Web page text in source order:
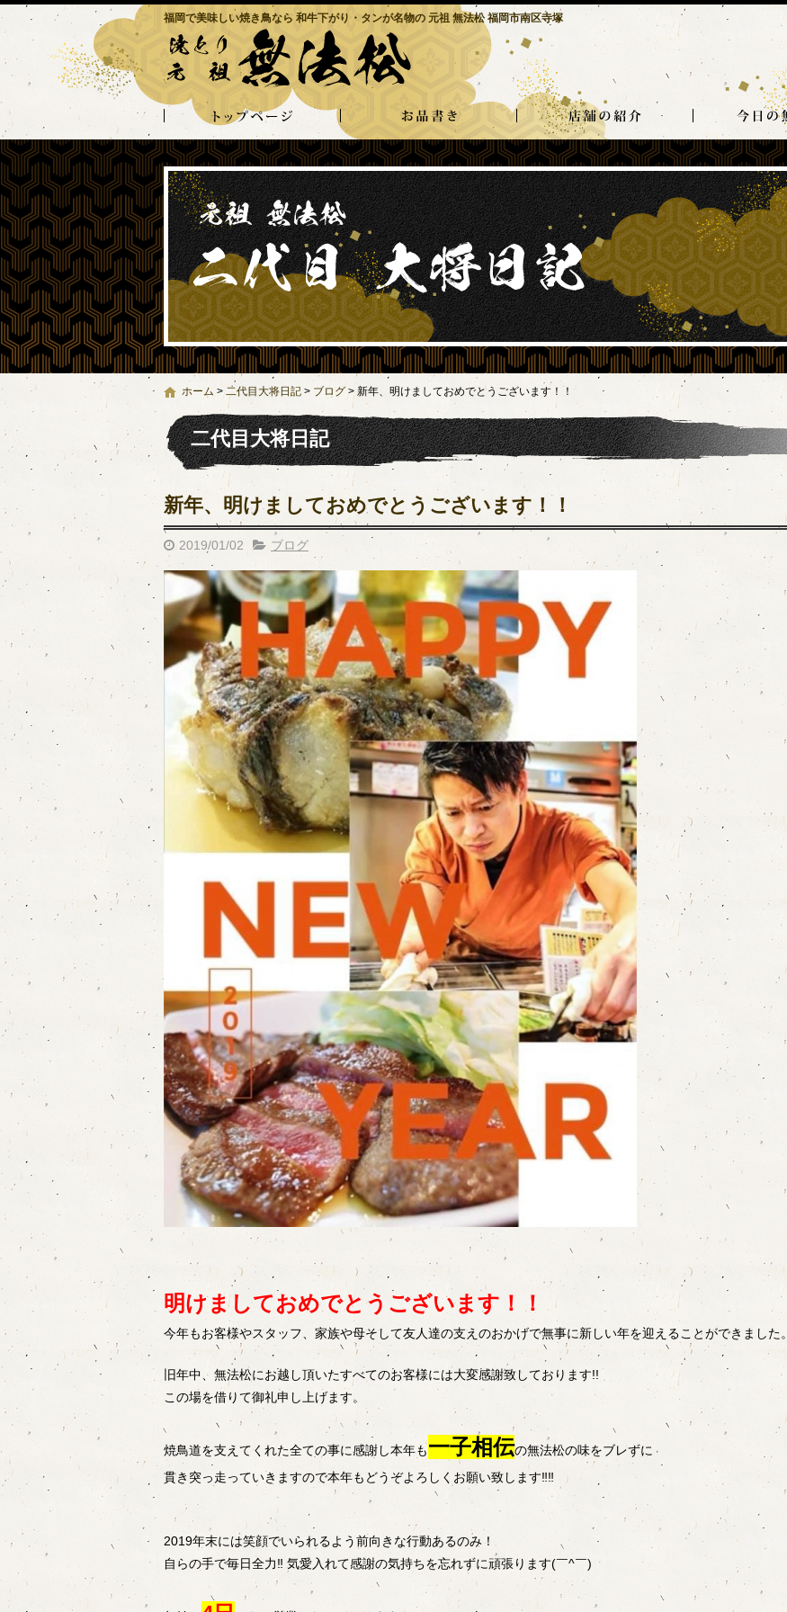
福岡で美味しい焼き鳥なら 和牛下がり・タンが名物の 元祖 無法松 福岡市南区寺塚
ホーム > 二代目大将日記 > ブログ > 新年、明けましておめでとうございます！！
二代目大将日記
新年、明けましておめでとうございます！！
2019/01/02 ブログ
明けましておめでとうございます！！
今年もお客様やスタッフ、家族や母そして友人達の支えのおかげで無事に新しい年を迎えることができました。
旧年中、無法松にお越し頂いたすべてのお客様には大変感謝致しております!!
この場を借りて御礼申し上げます。
焼鳥道を支えてくれた全ての事に感謝し本年も一子相伝の無法松の味をブレずに
貫き突っ走っていきますので本年も どうぞよろしくお願い致します‼︎‼︎
2019年末には笑顔でいられるよう前向きな行動あるのみ！
自らの手で毎日全力‼︎ 気愛入れて感謝の気持ちを忘れずに頑張ります(￣^￣) ゞ